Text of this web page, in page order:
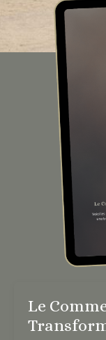
Le